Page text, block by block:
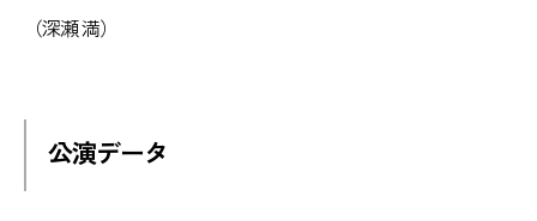
（深瀬 満）
公演データ